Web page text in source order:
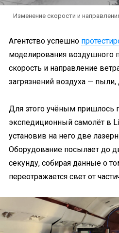
Изменение скорости и
Агентство успешно
моделирования воздушного
скорость и направление
загрязнений воздуха —
Для этого учёным пришлось
экспедиционный самолёт в
установив на него две
Оборудование посылает до
секунду, собирая данные о
переотражается свет от